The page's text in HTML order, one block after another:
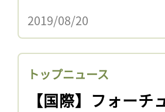
2019/08/20
トップニュース
【国際】フォーチ